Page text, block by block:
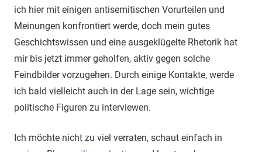
ich hier mit einigen antisemitischen Vorurteilen und
Meinungen konfrontiert werde, doch mein gutes
Geschichtswissen und eine ausgeklügelte Rhetorik hat
mir bis jetzt immer geholfen, aktiv gegen solche
Feindbilder vorzugehen. Durch einige Kontakte, werde
ich bald vielleicht auch in der Lage sein, wichtige
politische Figuren zu interviewen.
Ich möchte nicht zu viel verraten, schaut einfach in